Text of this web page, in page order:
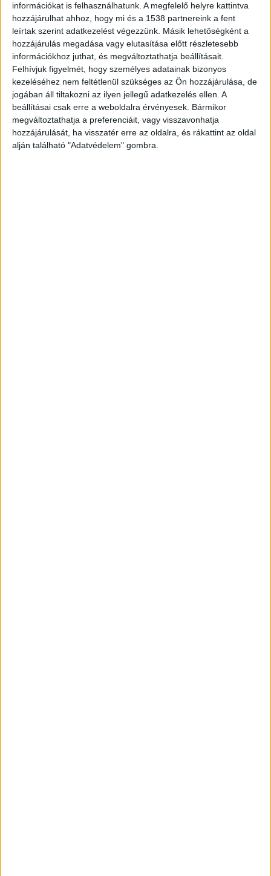
információkat is felhasználhatunk. A megfelelő helyre kattintva
hozzájárulhat ahhoz, hogy mi és a 1538 partnereink a fent
leírtak szerint adatkezelést végezzünk. Másik lehetőségként a
hozzájárulás megadása vagy elutasítása előtt részletesebb
információkhoz juthat, és megváltoztathatja beállításait.
Felhívjuk figyelmét, hogy személyes adatainak bizonyos
kezeléséhez nem feltétlenül szükséges az Ön hozzájárulása, de
jogában áll tiltakozni az ilyen jellegű adatkezelés ellen. A
beállításai csak erre a weboldalra érvényesek. Bármikor
megváltoztathatja a preferenciáit, vagy visszavonhatja
hozzájárulását, ha visszatér erre az oldalra, és rákattint az oldal
alján található "Adatvédelem" gombra.
A Balatonkörnyéke.hu legfrissebb híreit ide
kattintva éred el. A Facebookon már 26 ezernél is
többen követnek minket, az erősebb napokon mi
vagyunk a Balaton vezető hírportálja.
A budai hotel vécéjének titka
A sztori legbizarrabb helyszíne egy elegáns budai
hotel, amely Z. Zsolt baráti köréhez tartozott.